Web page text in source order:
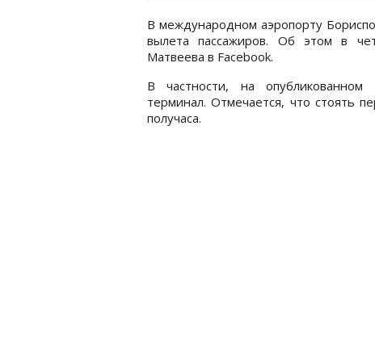
В международном аэропорту
вылета пассажиров. Об этом в
Матвеева в Facebook.
В частности, на
терминал. Отмечается, что стоять
получаса.